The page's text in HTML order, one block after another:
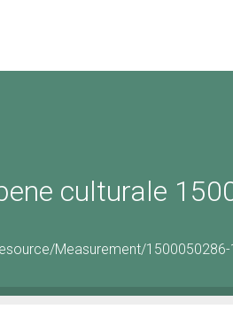
culturale
Measurement/1500050286-